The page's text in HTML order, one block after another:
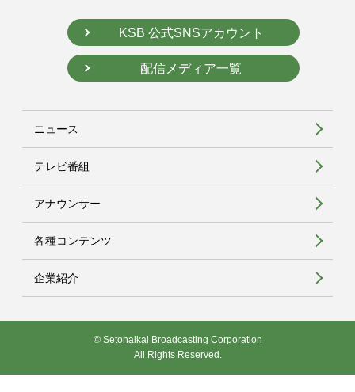
KSB 公式SNSアカウント
配信メディア一覧
ニュース
テレビ番組
アナウンサー
各種コンテンツ
企業紹介
© Setonaikai Broadcasting Corporation
All Rights Reserved.